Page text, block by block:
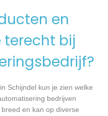
en
terecht bij
Schijndel kun je zien welke
bedrijven
en kan op diverse